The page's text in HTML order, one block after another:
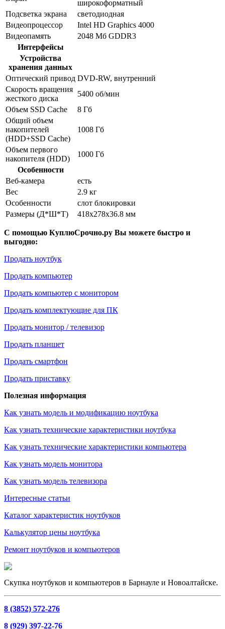
широкоформатный
Подсветка экрана
светодиодная
Видеопроцессор
Intel HD Graphics 4000
Видеопамять
2048 Мб GDDR3
Интерфейсы
Устройства
хранения данных
Оптический привод DVD-RW, внутренний
Скорость вращения
жесткого диска
5400 об/мин
Объем SSD Cache
8 Гб
Общий объем
накопителей
(HDD+SSD Cache)
1008 Гб
Объем первого
накопителя (HDD)
1000 Гб
Особенности
Веб-камера
есть
Вес
2.9 кг
Особенности
слот блокировки
Размеры (Д*Ш*Т)
418x278x36.8 мм
С помощью КуплюСрочно.ру Вы можете быстро и
выгодно:
Продать ноутбук
Продать компьютер
Продать компьютер с монитором
Продать комплектующие для ПК
Продать монитор / телевизор
Продать планшет
Продать смартфон
Продать приставку
Полезная информация
Как узнать модель и модификацию ноутбука
Как узнать технические характеристики ноутбука
Как узнать технические характеристики компьютера
Как узнать модель монитора
Как узнать модель телевизора
Интересные статьи
Каталог характеристик ноутбуков
Калькулятор цены ноутбука
Ремонт ноутбуков и компьютеров
Скупка ноутбуков и компьютеров в Барнауле и Новоалтайске.
8 (3852) 572-276
8 (929) 397-22-76